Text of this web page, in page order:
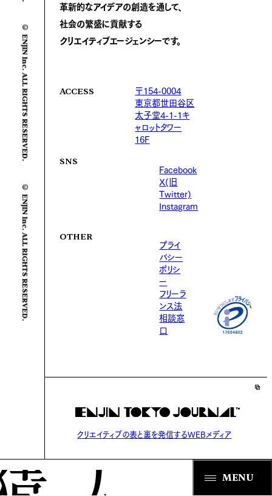
MENU
© ENJIN Inc. ALL RIGHTS RESERVED.
© ENJIN Inc. ALL RIGHTS RESERVED.
革新的なアイデアの創造を通して、
社会の繁盛に貢献する
クリエイティブエージェンシーです。
ACCESS
〒154-0004
東京都世田谷区
太子堂4-1-1キ
ャロットタワー
16F
SNS
Facebook
X(旧
Twitter)
Instagram
OTHER
プライ
バシー
ポリシ
ー
フリーラ
ンス法
相談窓
口
クリエイティブの表と裏を発信するWEBメディア